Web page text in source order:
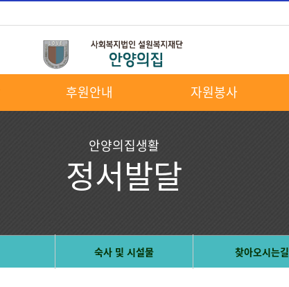
후원안내 자원봉사
안양의집생활
정서발달
숙사 및 시설물 찾아오시는길